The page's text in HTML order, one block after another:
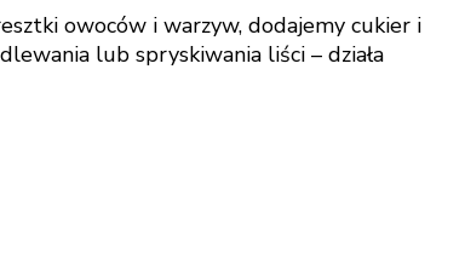
owoców i warzyw, dodajemy cukier i
lub spryskiwania liści – działa